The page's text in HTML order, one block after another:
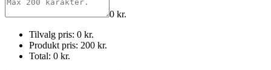
0 kr.
Tilvalg pris: 0 kr.
Produkt pris: 200 kr.
Total: 0 kr.